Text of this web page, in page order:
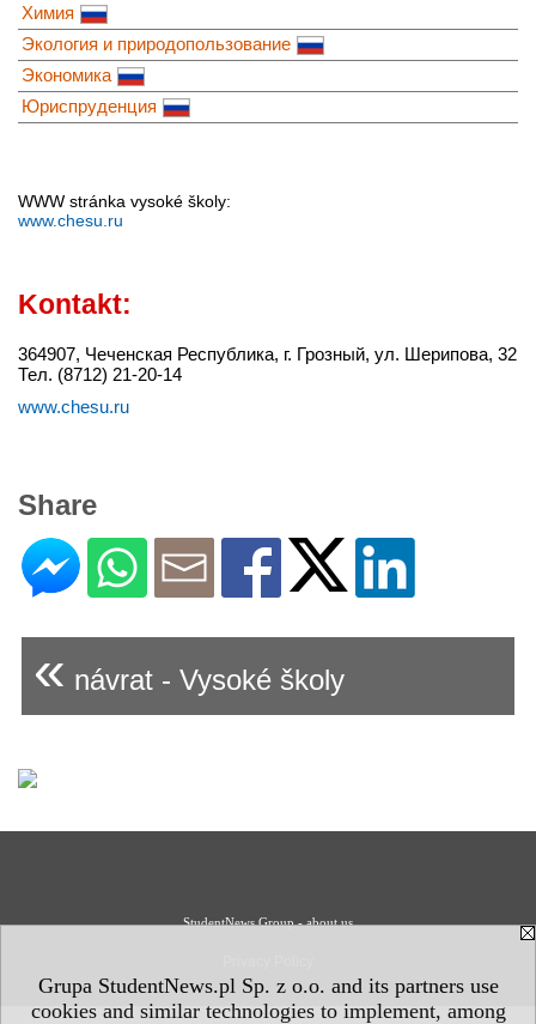
Grupa StudentNews.pl Sp. z o.o. and its partners use
cookies and similar technologies to implement, among
Химия
Экология и природопользование
Экономика
Юриспруденция
WWW stránka vysoké školy:
www.chesu.ru
Kontakt:
364907, Чеченская Республика, г. Грозный, ул. Шерипова, 32
Тел. (8712) 21-20-14
www.chesu.ru
Share
« návrat - Vysoké školy
StudentNews Group - about us